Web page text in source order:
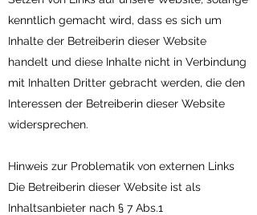
kenntlich gemacht wird, dass es sich um
Inhalte der Betreiberin dieser Website
handelt und diese Inhalte nicht in Verbindung
mit Inhalten Dritter gebracht werden, die den
Interessen der Betreiberin dieser Website
widersprechen.
Hinweis zur Problematik von externen Links
Die Betreiberin dieser Website ist als
Inhaltsanbieter nach § 7 Abs.1